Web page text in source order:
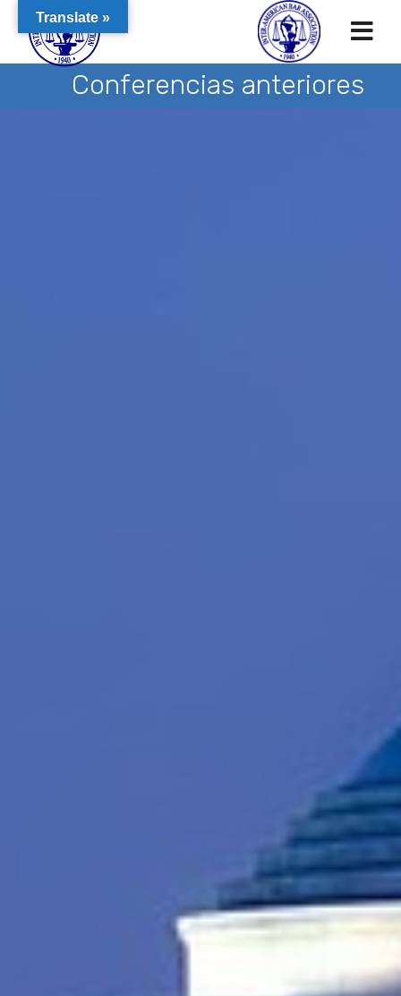
Conferencias anteriores
Translate »